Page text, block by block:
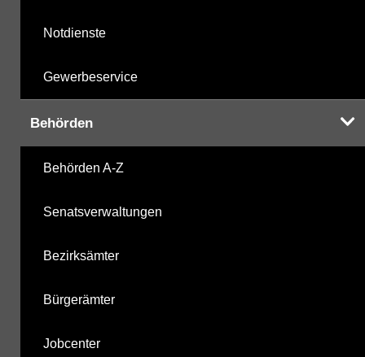
Notdienste
Gewerbeservice
Behörden
Behörden A-Z
Senatsverwaltungen
Bezirksämter
Bürgerämter
Jobcenter